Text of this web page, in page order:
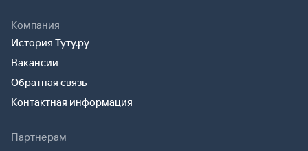
Компания
История Туту.ру
Вакансии
Обратная связь
Контактная информация
Партнерам